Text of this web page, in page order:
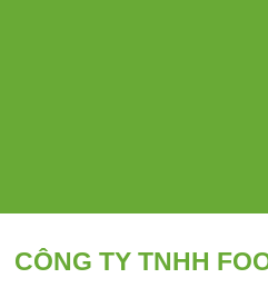
CÔNG TY TNHH